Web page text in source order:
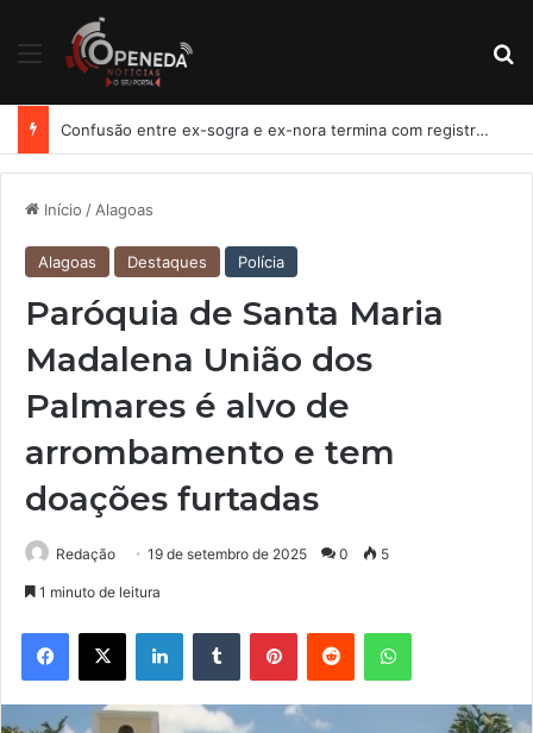
Menu
Confusão entre ex-sogra e ex-nora termina com registro de lesão corporal em Penedo
Início / Alagoas
Alagoas Destaques Polícia
Paróquia de Santa Maria
Madalena União dos
Palmares é alvo de
arrombamento e tem
doações furtadas
Redação 19 de setembro de 2025 0 5
1 minuto de leitura
Facebook
X LinkedinTumblr PinterestReddit WhatsApp